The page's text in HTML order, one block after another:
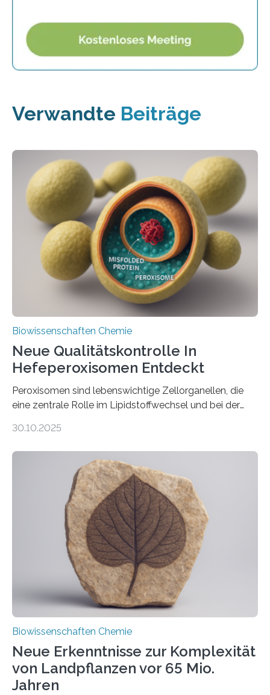
Verwandte Beiträge
Biowissenschaften Chemie
Neue Qualitätskontrolle In
Hefeperoxisomen Entdeckt
Peroxisomen sind lebenswichtige Zellorganellen, die
eine zentrale Rolle im Lipidstoffwechsel und bei der
erfüllen können, müssen zahlreiche Enzyme präzise in
der Ruhr-Universität Bochum um Prof. Dr. Ralf Erdmann
und Dr. Ismaila Francis Yusuf hat nun einen bislang
unbekannten Qualitätskontrollmechanismus des
peroxisomalen Proteintransports in der Bäckerhefe
Saccharomyces cerevisiae entdeckt, der für die
Funktionsfähigkeit der Organellen entscheidend ist. Die
Studie wurde am 28. Oktober 2025 in der
Fachzeitschrift…
30.10.2025
Biowissenschaften Chemie
Neue Erkenntnisse zur Komplexität
von Landpflanzen vor 65 Mio.
Jahren